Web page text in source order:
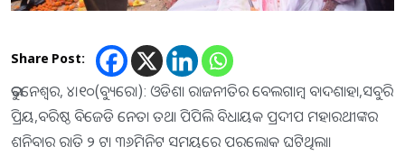
Share Post:
ଭୁବନେଶ୍ୱର, ୪।୧୦(ବ୍ୟୁରୋ): ଓଡିଶା ରାଜନୀତିର ବେଲଗାମ୍ବ ବାଦଶାହା,ସବୁରି
ପ୍ରିୟ,ବରିଷ୍ଠ ବିଜେଡି ନେତା ତଥା ପିପିଲି ବିଧାୟକ ପ୍ରଦୀପ ମହାରଥୀଙ୍କର
ଶନିବାର ରାତି ୨ ଟା ୩୬ମିନିଟ ସମୟରେ ପରଲୋକ ଘଟିଥିଲା।